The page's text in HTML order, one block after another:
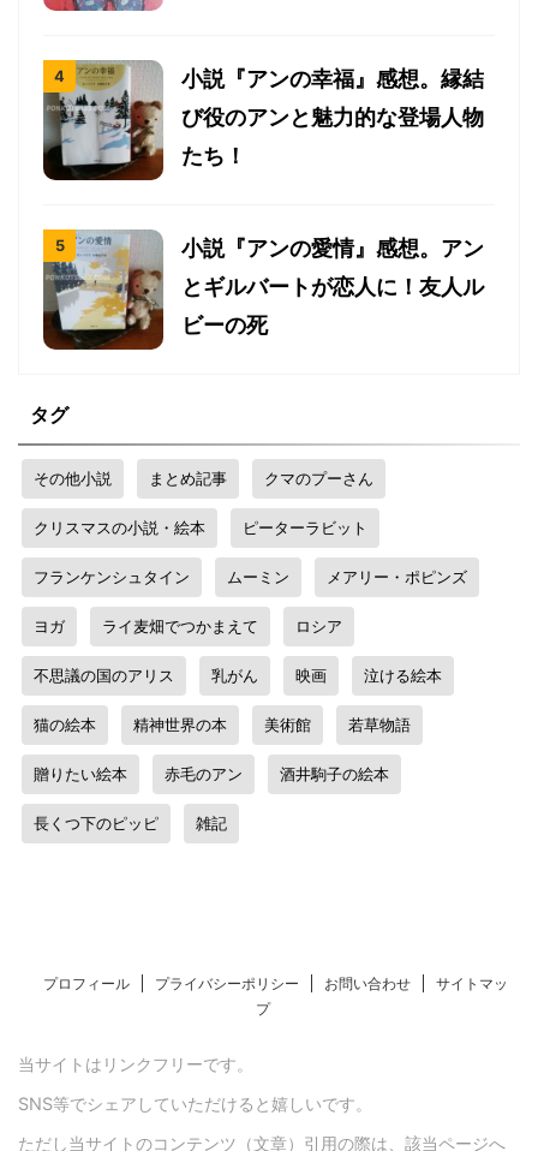
小説『アンの幸福』感想。縁結
び役のアンと魅力的な登場人物
たち！
小説『アンの愛情』感想。アン
とギルバートが恋人に！友人ル
ビーの死
タグ
その他小説 まとめ記事 クマのプーさん
クリスマスの小説・絵本 ピーターラビット
フランケンシュタイン ムーミン メアリー・ポピンズ
ヨガ ライ麦畑でつかまえて ロシア
不思議の国のアリス 乳がん 映画 泣ける絵本
猫の絵本 精神世界の本 美術館 若草物語
贈りたい絵本 赤毛のアン 酒井駒子の絵本
長くつ下のピッピ 雑記
プロフィール プライバシーポリシー お問い合わせ
サイトマッ
プ
当サイトはリンクフリーです。
SNS等でシェアしていただけると嬉しいです。
ただし当サイトのコンテンツ（文章）引用の際は、該当ページへ